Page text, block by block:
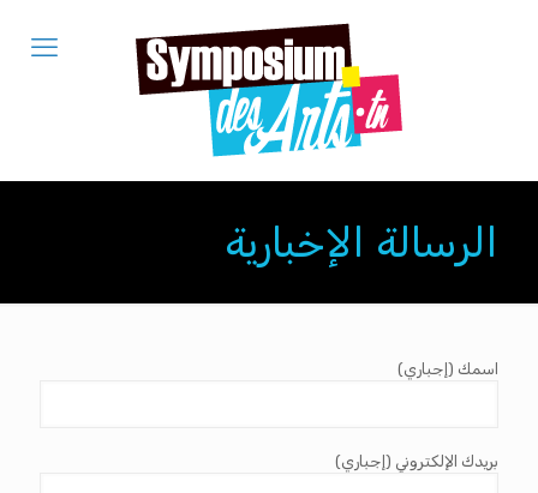
الرسالة الإخبارية
اسمك (إجباري)
بريدك الإلكتروني (إجباري)